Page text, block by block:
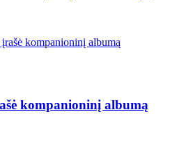
kompanioninį albumą